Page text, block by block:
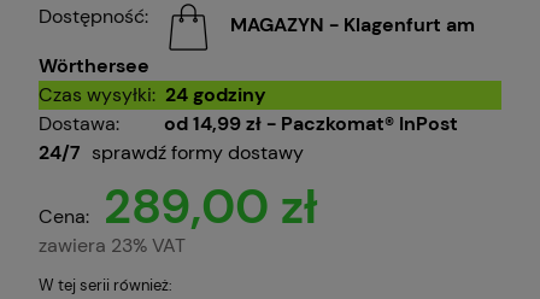
Dostępność:
MAGAZYN - Klagenfurt am
Wörthersee
Czas wysyłki: 24 godziny
Dostawa:
od 14,99 zł - Paczkomat® InPost
24/7 sprawdź formy dostawy
Cena: 289,00 zł
zawiera 23% VAT
W tej serii również: